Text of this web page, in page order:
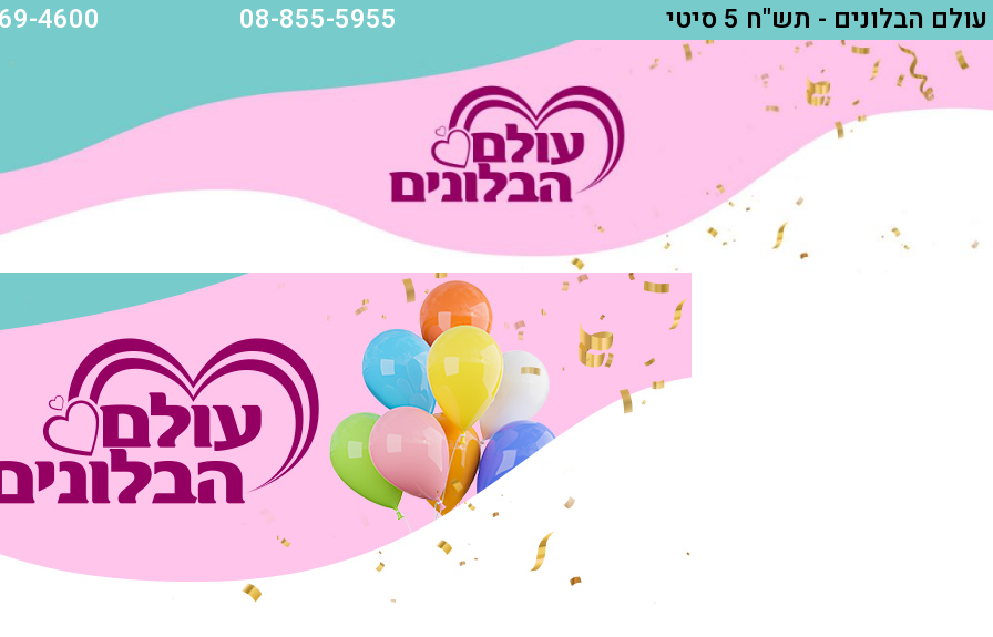
עולם הבלונים - תש"ח 5 סיטי 08-855-5955
4600